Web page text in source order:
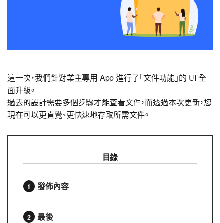
這一次，我們針對業主專用 App 進行了「文件功能」的 UI 全
面升級。
過去的設計需要多個步驟才能查看文件，而透過本次更新，您
現在可以更直覺、更快速地存取所需文件。
目錄
發佈內容
最後